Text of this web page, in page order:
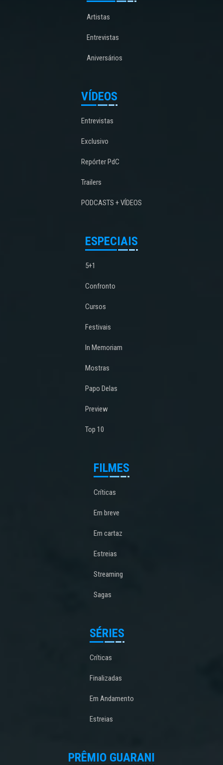
Artistas
Entrevistas
Aniversários
VÍDEOS
Entrevistas
Exclusivo
Repórter PdC
Trailers
PODCASTS + VÍDEOS
ESPECIAIS
5+1
Confronto
Cursos
Festivais
In Memoriam
Mostras
Papo Delas
Preview
Top 10
FILMES
Críticas
Em breve
Em cartaz
Estreias
Streaming
Sagas
SÉRIES
Críticas
Finalizadas
Em Andamento
Estreias
PRÊMIO GUARANI